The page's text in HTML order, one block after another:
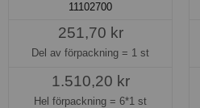
11102700
251,70 kr
Del av förpackning = 1 st
1.510,20 kr
Hel förpackning = 6*1 st